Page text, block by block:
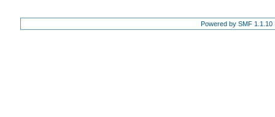
Powered by SMF 1.1.10